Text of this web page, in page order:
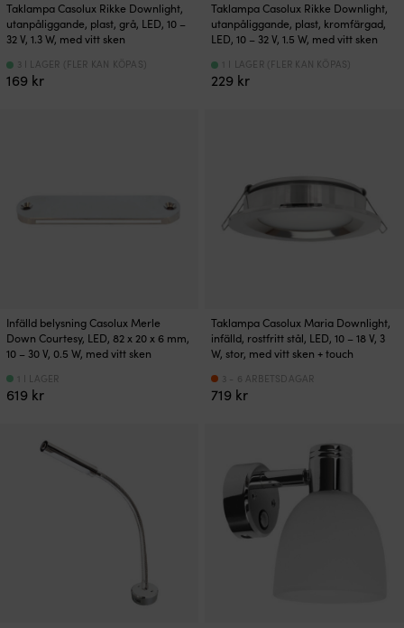
Taklampa Casolux Rikke Downlight,
utanpåliggande, plast, grå, LED, 10 –
32 V, 1.3 W, med vitt sken
169 kr
3 I LAGER (FLER KAN KÖPAS)
Taklampa Casolux Rikke Downlight,
utanpåliggande, plast, kromfärgad,
LED, 10 – 32 V, 1.5 W, med vitt sken
229 kr
1 I LAGER (FLER KAN KÖPAS)
Infälld belysning Casolux Merle
Down Courtesy, LED, 82 x 20 x 6 mm,
10 – 30 V, 0.5 W, med vitt sken
619 kr
1 I LAGER
Taklampa Casolux Maria Downlight,
infälld, rostfritt stål, LED, 10 – 18 V, 3
W, stor, med vitt sken + touch
719 kr
3 - 6 ARBETSDAGAR